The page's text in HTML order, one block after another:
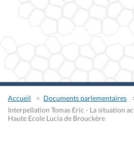
Accueil
Documents parlementaires
Interpellation Tomas Eric - La situation
Haute Ecole Lucia de Brouckère